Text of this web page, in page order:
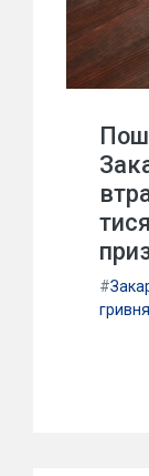
#
гривня